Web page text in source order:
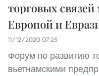
торговых
Европой и
11/12/2020 07:25
Форум по развитию
вьетнамскими